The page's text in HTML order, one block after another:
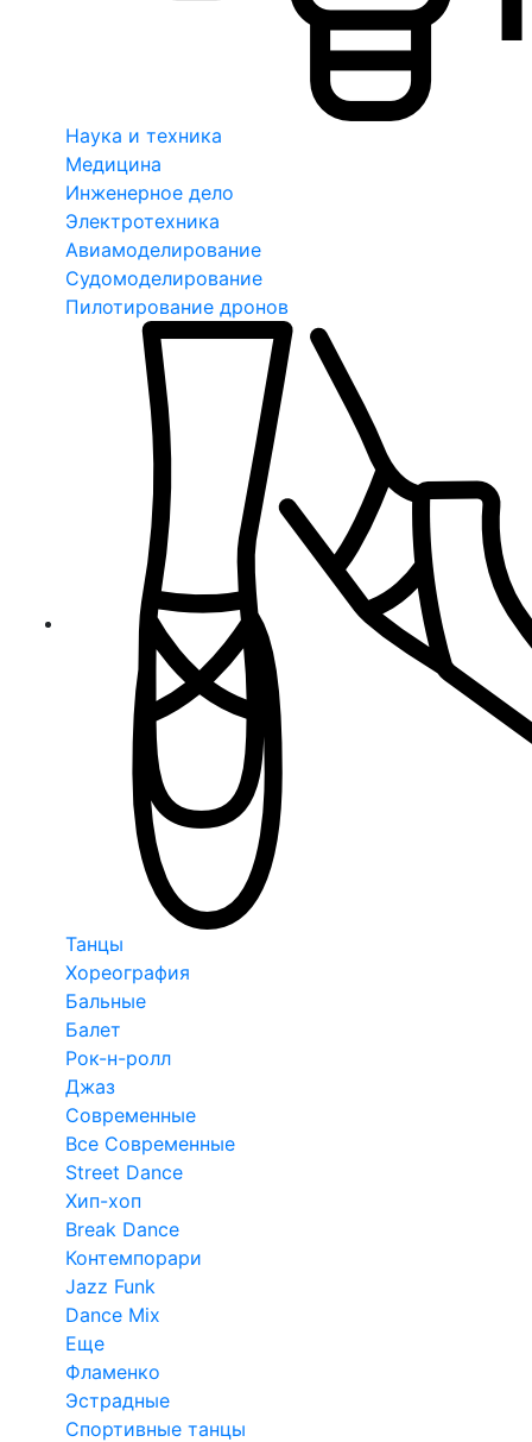
Наука и техника
Медицина
Инженерное дело
Электротехника
Авиамоделирование
Судомоделирование
Пилотирование дронов
Танцы
Хореография
Бальные
Балет
Рок-н-ролл
Джаз
Современные
Все Современные
Street Dance
Хип-хоп
Break Dance
Контемпорари
Jazz Funk
Dance Mix
Еще
Фламенко
Эстрадные
Спортивные танцы